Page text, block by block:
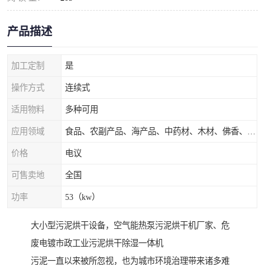
产品描述
加工定制 是
操作方式 连续式
适用物料 多种可用
应用领域
价格 电议
可售卖地 全国
功率 53（kw）
大小型污泥烘干设备，空气能热泵污泥烘干机厂家、危
废电镀市政工业污泥烘干除湿一体机
污泥一直以来被所忽视，也为城市环境治理带来诸多难